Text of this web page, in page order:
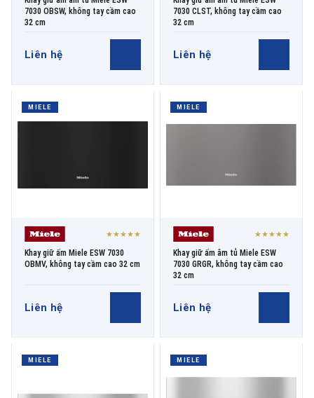
7030 OBSW, không tay cầm cao
32 cm
Liên hệ
7030 CLST, không tay cầm cao
32 cm
Liên hệ
MIELE
★★★★★
Khay giữ ấm Miele ESW 7030
OBMV, không tay cầm cao 32 cm
Liên hệ
MIELE
★★★★★
Khay giữ ấm âm tủ Miele ESW
7030 GRGR, không tay cầm cao
32 cm
Liên hệ
MIELE MIELE